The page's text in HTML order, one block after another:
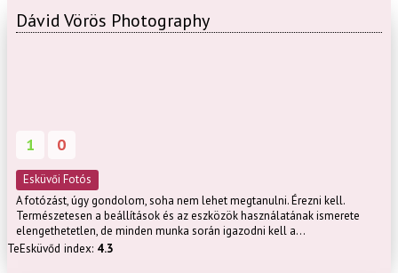
Dávid Vörös Photography
1 0
Esküvői Fotós
A fotózást, úgy gondolom, soha nem lehet megtanulni. Érezni kell.
Természetesen a beállítások és az eszközök használatának ismerete
elengethetetlen, de minden munka során igazodni kell a...
TeEsküvőd index: 4.3